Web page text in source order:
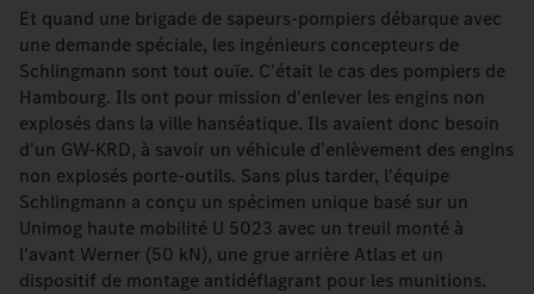
Et quand une brigade de sapeurs-pompiers débarque avec
une demande spéciale, les ingénieurs concepteurs de
Schlingmann sont tout ouïe. C'était le cas des pompiers de
Hambourg. Ils ont pour mission d'enlever les engins non
explosés dans la ville hanséatique. Ils avaient donc besoin
d'un GW-KRD, à savoir un véhicule d'enlèvement des engins
non explosés porte-outils. Sans plus tarder, l'équipe
Schlingmann a conçu un spécimen unique basé sur un
Unimog haute mobilité U 5023 avec un treuil monté à
l'avant Werner (50 kN), une grue arrière Atlas et un
dispositif de montage antidéflagrant pour les munitions.